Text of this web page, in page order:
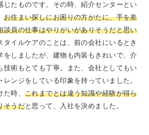
じたものです。その時、紹介センターとい
お住まい探しにお困りの方がたに、手を差
談員の仕事はやりがいがありそうだと思い
タイルケアのことは、前の会社にいるとき
をしましたが、建物も内装もきれいで、介
技術もとても丁寧。また、会社としてもい
レンジをしている印象を持っていました。
た時、これまでとは違う知識や経験が得ら
そうだと思って、入社を決めました。